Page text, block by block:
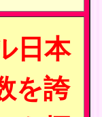
日本
を誇